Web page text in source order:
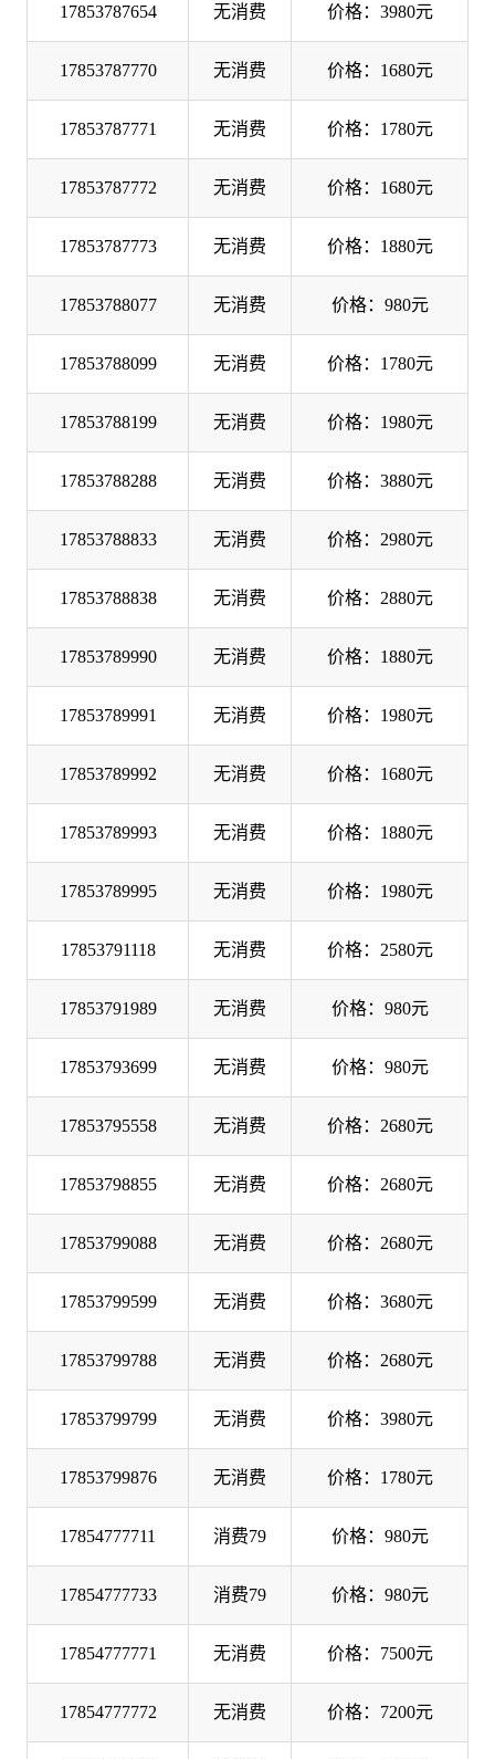
17853787654 无消费 价格：3980元
17853787770 无消费 价格：1680元
17853787771 无消费 价格：1780元
17853787772 无消费 价格：1680元
17853787773 无消费 价格：1880元
17853788077 无消费 价格：980元
17853788099 无消费 价格：1780元
17853788199 无消费 价格：1980元
17853788288 无消费 价格：3880元
17853788833 无消费 价格：2980元
17853788838 无消费 价格：2880元
17853789990 无消费 价格：1880元
17853789991 无消费 价格：1980元
17853789992 无消费 价格：1680元
17853789993 无消费 价格：1880元
17853789995 无消费 价格：1980元
17853791118 无消费 价格：2580元
17853791989 无消费 价格：980元
17853793699 无消费 价格：980元
17853795558 无消费 价格：2680元
17853798855 无消费 价格：2680元
17853799088 无消费 价格：2680元
17853799599 无消费 价格：3680元
17853799788 无消费 价格：2680元
17853799799 无消费 价格：3980元
17853799876 无消费 价格：1780元
17854777711 消费79 价格：980元
17854777733 消费79 价格：980元
17854777771 无消费 价格：7500元
17854777772 无消费 价格：7200元